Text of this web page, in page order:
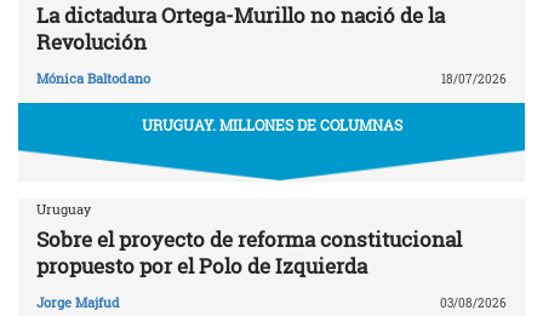
La dictadura Ortega-Murillo no nació de la
Revolución
Mónica Baltodano 18/07/2026
URUGUAY. MILLONES DE COLUMNAS
Uruguay
Sobre el proyecto de reforma constitucional
propuesto por el Polo de Izquierda
Jorge Majfud 03/08/2026